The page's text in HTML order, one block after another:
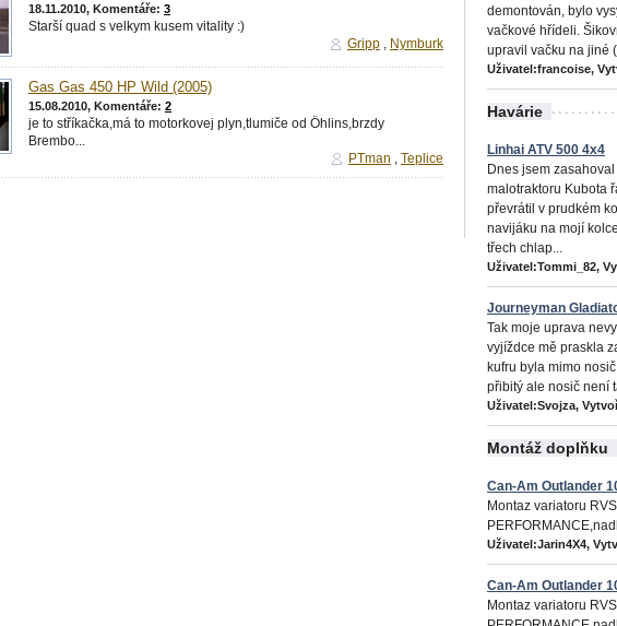
18.11.2010, Komentáře: 3
Starší quad s velkym kusem vitality :)
Gripp , Nymburk
Gas Gas 450 HP Wild (2005)
15.08.2010, Komentáře: 2
je to stříkačka,má to motorkovej plyn,tlumiče od Öhlins,brzdy
Brembo...
PTman , Teplice
demontován, bylo
vačkové hřídeli.
upravil vačku na jiné
Uživatel:francoise,
Havárie
Linhai ATV 500 4x4
Dnes jsem
malotraktoru Kubota
převrátil v prudkém
navijáku na mojí
třech chlap...
Uživatel:Tommi_82,
Journeyman
Tak moje uprava
vyjíždce mě praskla
kufru byla mimo
přibitý ale nosič není
Uživatel:Svojza,
Montáž doplňku
Can-Am Outlander
Montaz variatoru RVS
Uživatel:Jarin4X4,
Can-Am Outlander
Montaz variatoru RVS